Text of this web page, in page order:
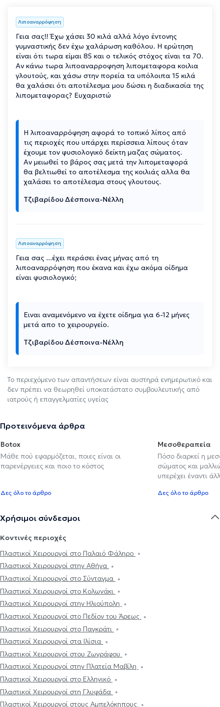
Λιποαναρρόφηση
Γεια σας!! Έχω χάσει 30 κιλά αλλά λόγο έντονης
γυμναστικής δεν έχω χαλάρωση καθόλου. Η ερώτηση
είναι ότι τωρα είμαι 85 και ο τελικός στόχος είναι τα 70.
Αν κάνω τωρα λιποαναρροφηση λιπομεταφορα κοιλια
γλουτούς, και χάσω στην πορεία τα υπόλοιπα 15 κιλά
θα χαλάσει ότι αποτέλεσμα μου δώσει η διαδικασία της
λιπομεταφορας? Ευχαριστώ
Η λιποαναρρόφηση αφορά το τοπικό λίπος από
τις περιοχές που υπάρχει περίσσεια λίπους όταν
έχουμε τον φυσιολογικό δείκτη μαζας σώματος.
Αν μειωθεί το βάρος σας μετά την λιπομεταφορά
θα βελτιωθεί το αποτέλεσμα της κοιλιάς αλλα θα
χαλάσει το αποτέλεσμα στους γλουτους.
Τζιβαρίδου Δέσποινα-Νέλλη
Λιποαναρρόφηση
Γεια σας ...έχει περάσει ένας μήνας από τη
λιποαναρρόφηση που έκανα και έχω ακόμα οίδημα
είναι φυσιολογικό;
Ειναι αναμενόμενο να έχετε οίδημα για 6-12 μήνες
μετά απο το χειρουργείο.
Τζιβαρίδου Δέσποινα-Νέλλη
Το περιεχόμενο των απαντήσεων είναι αυστηρά ενημερωτικό και
δεν πρέπει να θεωρηθεί υποκατάστατο συμβουλευτικής από
ιατρούς ή επαγγελματίες υγείας
Προτεινόμενα άρθρα
Botox
Μάθε πού εφαρμόζεται, ποιες είναι οι
παρενέργειες και ποιο το κόστος
Δες όλο το άρθρο
Μεσοθεραπεία
Πόσο διαρκεί η
σώματος και
υπερέχει έναντι
Δες όλο το άρθρο
Χρήσιμοι σύνδεσμοι
Κοντινές περιοχές
Πλαστικοί Χειρουργοί στο Παλαιό Φάληρο
Πλαστικοί Χειρουργοί στην Αθήνα
Πλαστικοί Χειρουργοί στο Σύνταγμα
Πλαστικοί Χειρουργοί στο Κολωνάκι
Πλαστικοί Χειρουργοί στην Ηλιούπολη
Πλαστικοί Χειρουργοί στο Πεδίον του Άρεως
Πλαστικοί Χειρουργοί στο Παγκράτι
Πλαστικοί Χειρουργοί στα Ιλίσια
Πλαστικοί Χειρουργοί στου Ζωγράφου
Πλαστικοί Χειρουργοί στην Πλατεία Μαβίλη
Πλαστικοί Χειρουργοί στο Ελληνικό
Πλαστικοί Χειρουργοί στη Γλυφάδα
Πλαστικοί Χειρουργοί στους Αμπελόκηπους